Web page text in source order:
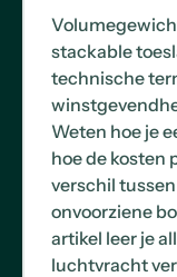
stackable
technische
Weten hoe je
hoe de kosten
verschil
onvoorziene
artikel leer je
luchtvracht